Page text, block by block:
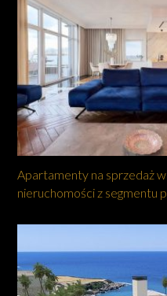
Apartamenty na sprzedaż
nieruchomości z segmentu